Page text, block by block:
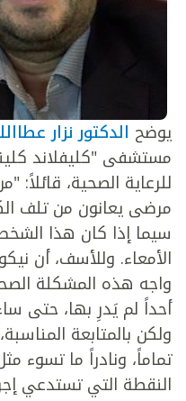
يوضح الدكتور نزار
مستشفى "كليفلاند
للرعاية الصحية، قائلاً:
مرضى يعانون من تلف
سيما إذا كان هذا
الأمعاء. وللأسف، أن
واجه هذه المشكلة
أحداً لم يَدرِ بها، حتى
ولكن بالمتابعة
تماماً، ونادراً ما تسوء
النقطة التي تستدعي